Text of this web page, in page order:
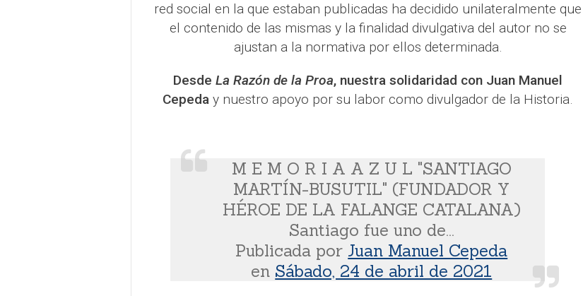
red social en la que estaban publicadas ha decidido unilateralmente que
el contenido de las mismas y la finalidad divulgativa del autor no se
ajustan a la normativa por ellos determinada.
DesdeLa Razón de la Proa, nuestra solidaridad con Juan Manuel
Cepeda y nuestro apoyo por su labor como divulgador de la Historia.
M E M O R I A A Z U L "SANTIAGO
MARTÍN-BUSUTIL" (FUNDADOR Y
HÉROE DE LA FALANGE CATALANA)
Santiago fue uno de...
Publicada por Juan Manuel Cepeda
en Sábado, 24 de abril de 2021